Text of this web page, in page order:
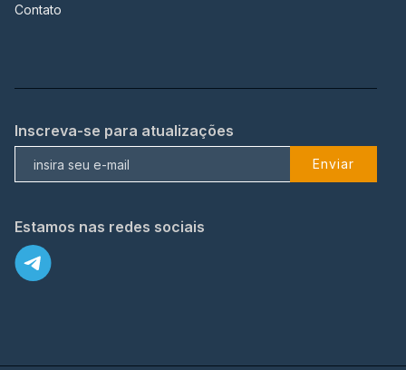
Contato
Inscreva-se para atualizações
Enviar
Estamos nas redes sociais